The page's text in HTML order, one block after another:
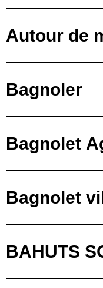
Autour de
Bagnoler
Bagnolet
Bagnolet
BAHUTS